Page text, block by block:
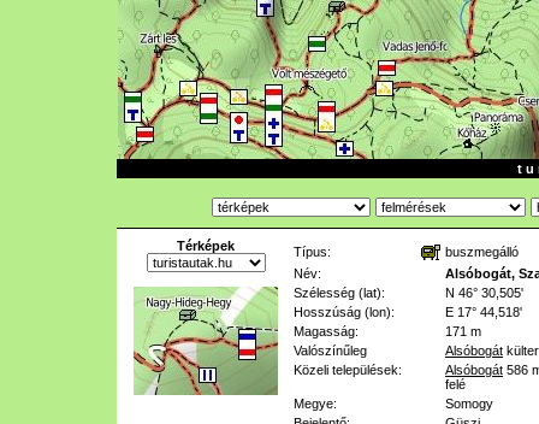
t u
Térképek Típus:
buszmegálló
Név:
Alsóbogát,
Szélesség (lat):
N 46° 30,505'
Hosszúság (lon):
E 17° 44,518'
Magasság:
171 m
Valószínűleg
Alsóbogát
Közeli települések:
Alsóbogát 586
felé
Megye:
Somogy